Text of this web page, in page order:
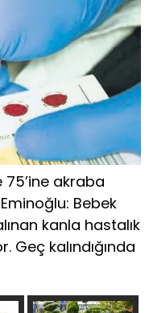
75’ine akraba
Bebek
kanla hastalık
kalındığında